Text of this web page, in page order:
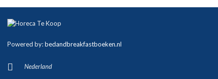
l
e
n
Powered by:bedandbreakfastboeken.nl
Nederland